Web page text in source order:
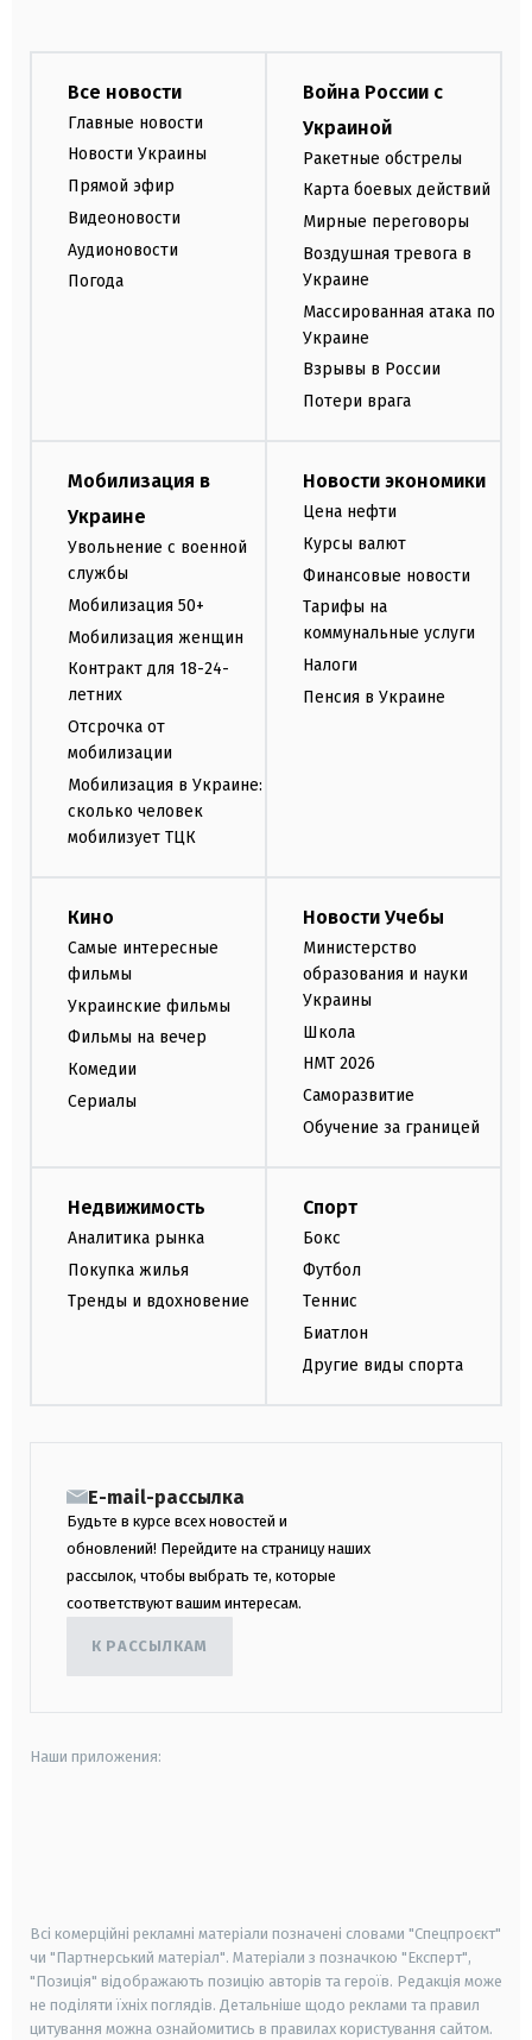
Все новости
Главные новости
Новости Украины
Прямой эфир
Видеоновости
Аудионовости
Погода
Война России с
Украиной
Ракетные обстрелы
Карта боевых действий
Мирные переговоры
Воздушная тревога в
Украине
Массированная атака по
Украине
Взрывы в России
Потери врага
Мобилизация в
Украине
Увольнение с военной
службы
Мобилизация 50+
Мобилизация женщин
Контракт для 18-24-
летних
Отсрочка от
мобилизации
Мобилизация в Украине:
сколько человек
мобилизует ТЦК
Новости экономики
Цена нефти
Курсы валют
Финансовые новости
Тарифы на
коммунальные услуги
Налоги
Пенсия в Украине
Кино
Самые интересные
фильмы
Украинские фильмы
Фильмы на вечер
Комедии
Сериалы
Новости Учебы
Министерство
образования и науки
Украины
Школа
НМТ 2026
Саморазвитие
Обучение за границей
Недвижимость
Аналитика рынка
Покупка жилья
Тренды и вдохновение
Спорт
Бокс
Футбол
Теннис
Биатлон
Другие виды спорта
E-mail-рассылка
Будьте в курсе всех новостей и
обновлений! Перейдите на страницу наших
рассылок, чтобы выбрать те, которые
соответствуют вашим интересам.
К РАССЫЛКАМ
Наши приложения:
Всі комерційні рекламні матеріали позначені словами "Спецпроєкт"
чи "Партнерський матеріал". Матеріали з позначкою "Експерт",
"Позиція" відображають позицію авторів та героїв. Редакція може
не поділяти їхніх поглядів. Детальніше щодо реклами та правил
цитування можна ознайомитись в правилах користування сайтом.